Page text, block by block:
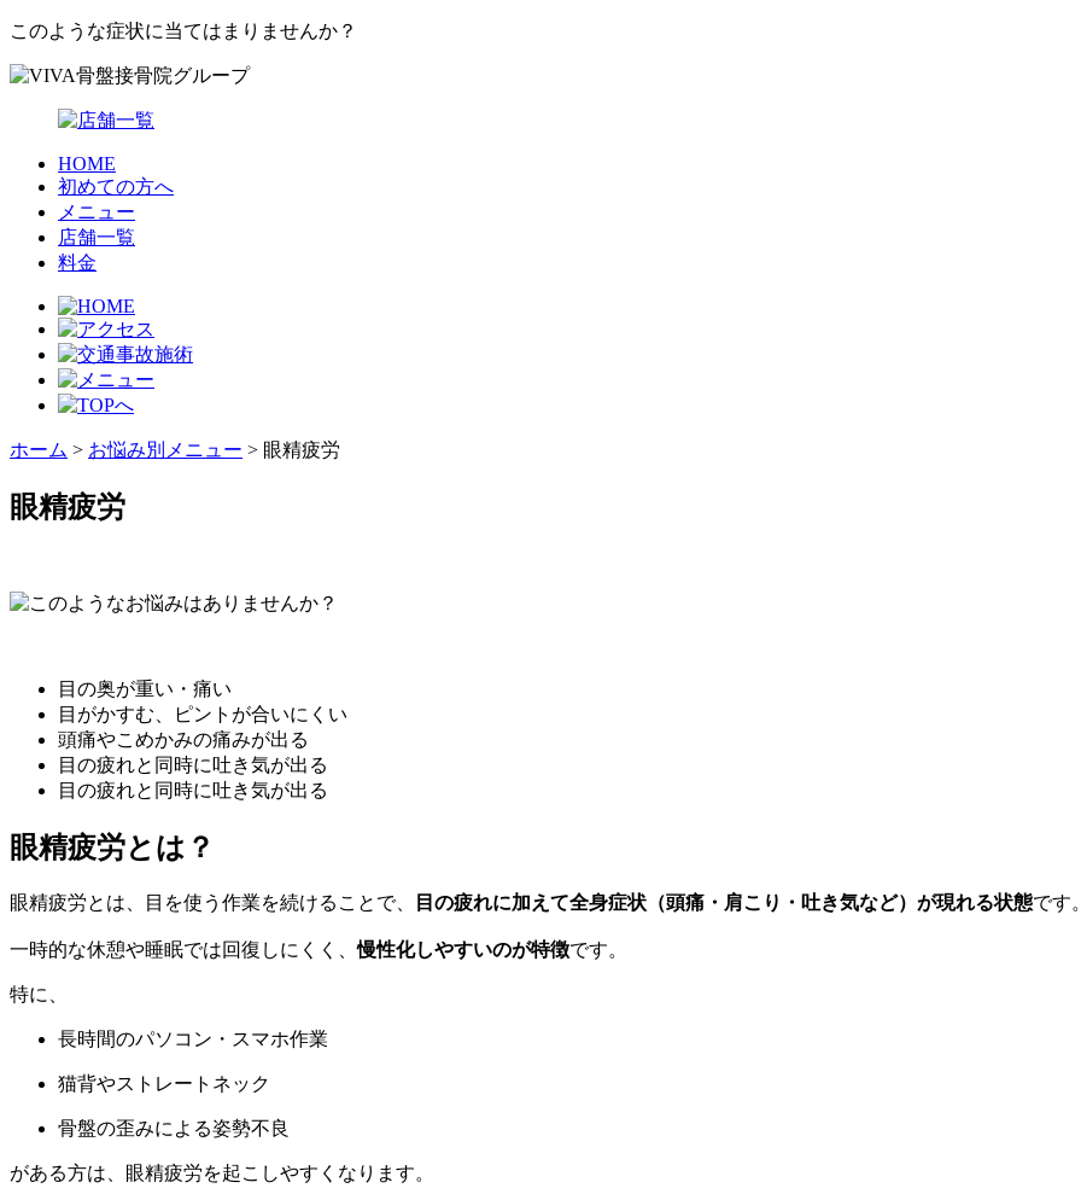
このような症状に当てはまりませんか？
HOME
初めての方へ
メニュー
店舗一覧
料金
ホーム > お悩み別メニュー > 眼精疲労
眼精疲労
目の奥が重い・痛い
目がかすむ、ピントが合いにくい
頭痛やこめかみの痛みが出る
目の疲れと同時に吐き気が出る
目の疲れと同時に吐き気が出る
眼精疲労とは？
眼精疲労とは、目を使う作業を続けることで、 目の疲れに加えて全身症状（頭痛・肩こり・吐き気など）が現れる状態です
一時的な休憩や睡眠では回復しにくく、慢性化しやすいのが特徴です。
特に、
長時間のパソコン・スマホ作業
猫背やストレートネック
骨盤の歪みによる姿勢不良
がある方は、眼精疲労を起こしやすくなります。